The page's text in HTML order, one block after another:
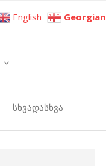
სხვადასხვა
English Georgian